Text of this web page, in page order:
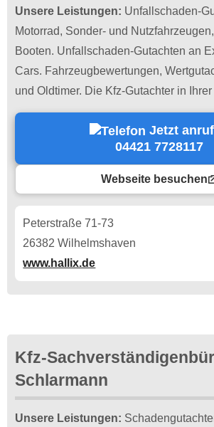
Unsere Leistungen: Unfallschaden-
Motorrad, Sonder- und
Booten. Unfallschaden-Gutachten an
Cars. Fahrzeugbewertungen,
und Oldtimer. Die Kfz-Gutachter in
Jetzt
04421 7728117
Webseite besuchen
Peterstraße 71-73
26382 Wilhelmshaven
www.hallix.de
Kfz-
Schlarmann
Unsere Leistungen: